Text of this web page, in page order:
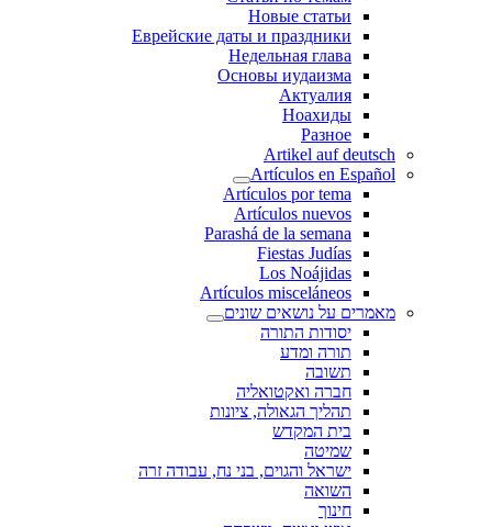
Новые статьи
Еврейские даты и праздники
Недельная глава
Основы иудаизма
Актуалия
Ноахиды
Разное
Artikel auf deutsch
Artículos en Español
Artículos por tema
Artículos nuevos
Parashá de la semana
Fiestas Judías
Los Noájidas
Artículos misceláneos
מאמרים על נושאים שונים
יסודות התורה
תורה ומדע
תשובה
חברה ואקטואליה
תהליך הגאולה, ציונות
בית המקדש
שמיטה
ישראל והגוים, בני נח, עבודה זרה
השואה
חינוך